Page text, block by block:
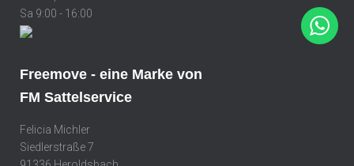
Sa 9:00 - 16:00
Freemove - eine Marke von
FM Sattelservice
Felicia Michler
Siedlerstraße 7